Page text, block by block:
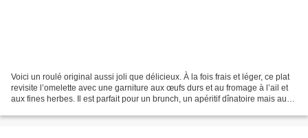
Voici un roulé original aussi joli que délicieux. À la fois frais et léger, ce plat
revisite l’omelette avec une garniture aux œufs durs et au fromage à l’ail et
aux fines herbes. Il est parfait pour un brunch, un apéritif dînatoire mais aussi